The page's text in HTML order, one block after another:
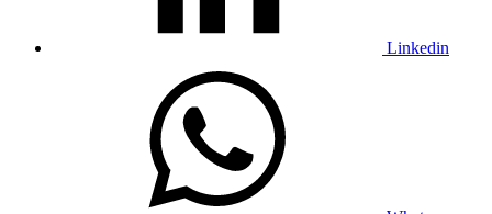
Linkedin